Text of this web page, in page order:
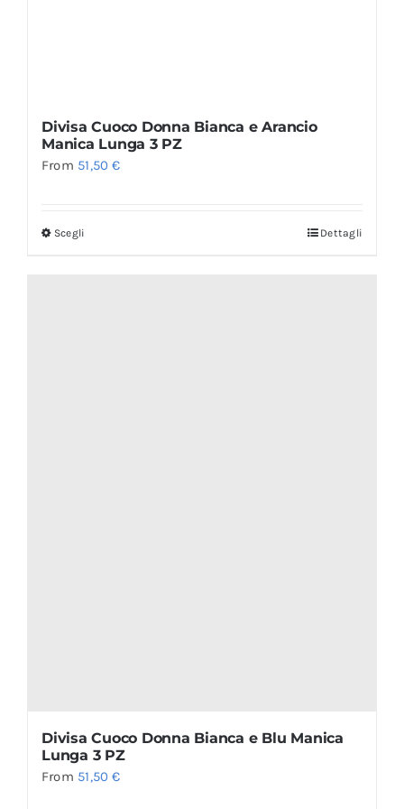
Divisa Cuoco Donna Bianca e Arancio
Manica Lunga 3 PZ
From 51,50€
Scegli Dettagli
Divisa Cuoco Donna Bianca e Blu Manica
Lunga 3 PZ
From 51,50€